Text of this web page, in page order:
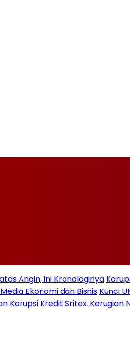
Angin, Ini Kronologinya
Ekonomi dan Bisnis Kunci
Korupsi Kredit Sritex, Kerugian